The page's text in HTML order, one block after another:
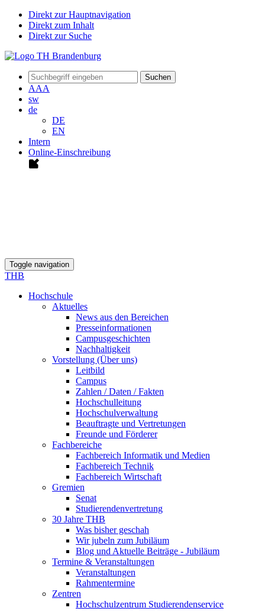
Direkt zur Hauptnavigation
Direkt zum Inhalt
Direkt zur Suche
Suchen
AAA
sw
de
DE
EN
Intern
Online-Einschreibung
Toggle navigation
THB
Hochschule
Aktuelles
News aus den Bereichen
Presseinformationen
Campusgeschichten
Nachhaltigkeit
Vorstellung (Über uns)
Leitbild
Campus
Zahlen / Daten / Fakten
Hochschulleitung
Hochschulverwaltung
Beauftragte und Vertretungen
Freunde und Förderer
Fachbereiche
Fachbereich Informatik und Medien
Fachbereich Technik
Fachbereich Wirtschaft
Gremien
Senat
Studierendenvertretung
30 Jahre THB
Was bisher geschah
Wir jubeln zum Jubiläum
Blog und Aktuelle Beiträge - Jubiläum
Termine & Veranstaltungen
Veranstaltungen
Rahmentermine
Zentren
Hochschulzentrum Studierendenservice